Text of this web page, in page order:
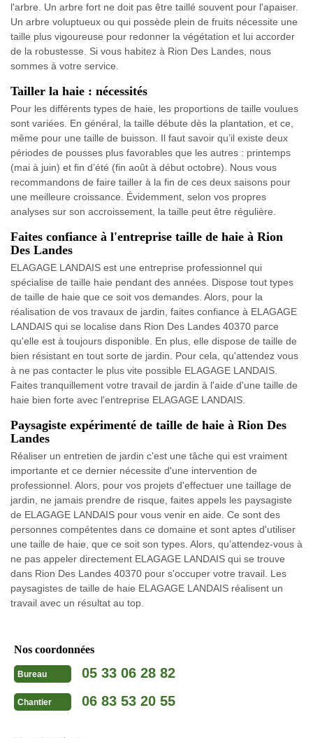
l'arbre. Un arbre fort ne doit pas être taillé souvent pour l'apaiser.
Un arbre voluptueux ou qui possède plein de fruits nécessite une
taille plus vigoureuse pour redonner la végétation et lui accorder
de la robustesse. Si vous habitez à Rion Des Landes, nous
sommes à votre service.
Tailler la haie : nécessités
Pour les différents types de haie, les proportions de taille voulues
sont variées. En général, la taille débute dès la plantation, et ce,
même pour une taille de buisson. Il faut savoir qu’il existe deux
périodes de pousses plus favorables que les autres : printemps
(mai à juin) et fin d’été (fin août à début octobre). Nous vous
recommandons de faire tailler à la fin de ces deux saisons pour
une meilleure croissance. Évidemment, selon vos propres
analyses sur son accroissement, la taille peut être régulière.
Faites confiance à l'entreprise taille de haie à Rion
Des Landes
ELAGAGE LANDAIS est une entreprise professionnel qui
spécialise de taille haie pendant des années. Dispose tout types
de taille de haie que ce soit vos demandes. Alors, pour la
réalisation de vos travaux de jardin, faites confiance à ELAGAGE
LANDAIS qui se localise dans Rion Des Landes 40370 parce
qu'elle est à toujours disponible. En plus, elle dispose de taille de
bien résistant en tout sorte de jardin. Pour cela, qu'attendez vous
à ne pas contacter le plus vite possible ELAGAGE LANDAIS.
Faites tranquillement votre travail de jardin à l'aide d'une taille de
haie bien forte avec l'entreprise ELAGAGE LANDAIS.
Paysagiste expérimenté de taille de haie à Rion Des
Landes
Réaliser un entretien de jardin c'est une tâche qui est vraiment
importante et ce dernier nécessite d'une intervention de
professionnel. Alors, pour vos projets d'effectuer une taillage de
jardin, ne jamais prendre de risque, faites appels les paysagiste
de ELAGAGE LANDAIS pour vous venir en aide. Ce sont des
personnes compétentes dans ce domaine et sont aptes d'utiliser
une taille de haie, que ce soit son types. Alors, qu’attendez-vous à
ne pas appeler directement ELAGAGE LANDAIS qui se trouve
dans Rion Des Landes 40370 pour s'occuper votre travail. Les
paysagistes de taille de haie ELAGAGE LANDAIS réalisent un
travail avec un résultat au top.
Nos coordonnées
Bureau 05 33 06 28 82
Chantier 06 83 53 20 55